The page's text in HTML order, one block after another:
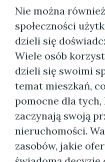
Nie można
społeczności
dzieli się
Wiele osób
dzieli się swoimi
temat mieszkań,
pomocne dla
zaczynają swoją
nieruchomości.
zasobów, jakie